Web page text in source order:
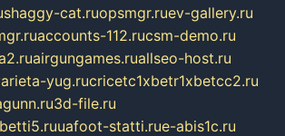
shaggy-cat.ruopsmgr.ruev-gallery.ru
accounts-112.rucsm-demo.ru
airgungames.ruallseo-host.ru
yug.rucricetc1xbetr1xbetcc2.ru
3d-file.ru
uafoot-statti.rue-abis1c.ru